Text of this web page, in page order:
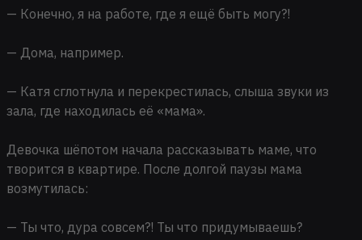
— Конечно, я на работе, где я ещё быть могу?!
— Дома, например.
— Катя сглотнула и перекрестилась, слыша звуки из
зала, где находилась её «мама».
Девочка шёпотом начала рассказывать маме, что
творится в квартире. После долгой паузы мама
возмутилась:
— Ты что, дура совсем?! Ты что придумываешь?